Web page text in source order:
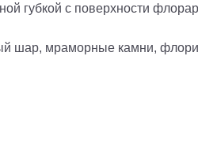
губкой с поверхности
шар, мраморные камни,